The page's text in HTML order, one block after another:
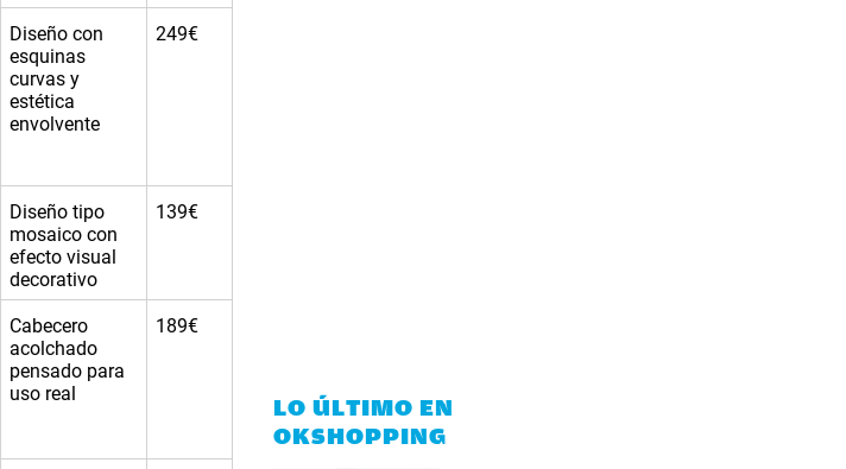
Diseño con
esquinas
curvas y
estética
envolvente
249€
Diseño tipo
mosaico con
efecto visual
decorativo
139€
Cabecero
acolchado
pensado para
uso real
189€
LO ÚLTIMO EN
OKSHOPPING